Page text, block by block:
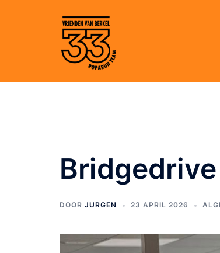
DOOR JURGEN 23 APRIL 2026